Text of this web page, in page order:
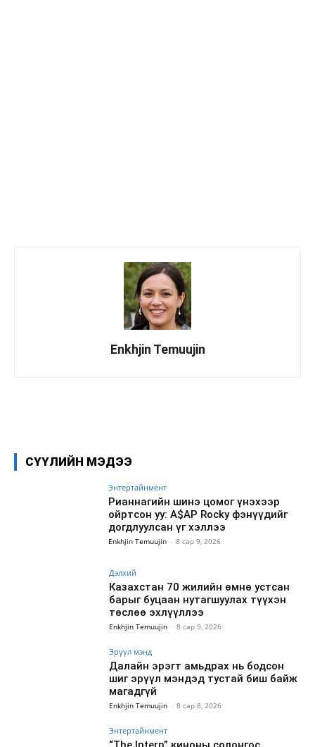
Enkhjin Temuujin
СҮҮЛИЙН МЭДЭЭ
Энтертайнмент
Рианнагийн шинэ цомог үнэхээр
ойртсон уу: A$AP Rocky фэнүүдийг
догдлуулсан үг хэллээ
Enkhjin Temuujin - 8 сар 9, 2026
Дэлхий
Казахстан 70 жилийн өмнө устсан
барыг буцаан нутагшуулах түүхэн
төслөө эхлүүллээ
Enkhjin Temuujin - 8 сар 9, 2026
Эрүүл мэнд
Далайн эрэгт амьдрах нь бодсон
шиг эрүүл мэндэд тустай биш байж
магадгүй
Enkhjin Temuujin - 8 сар 8, 2026
Энтертайнмент